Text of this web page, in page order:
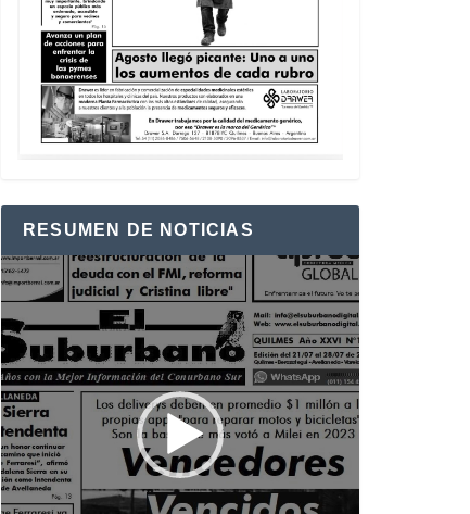
RESUMEN DE NOTICIAS
Reproductor
de
vídeo